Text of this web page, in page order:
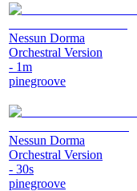
Nessun Dorma
Orchestral Version
- 1m
pinegroove
Nessun Dorma
Orchestral Version
- 30s
pinegroove